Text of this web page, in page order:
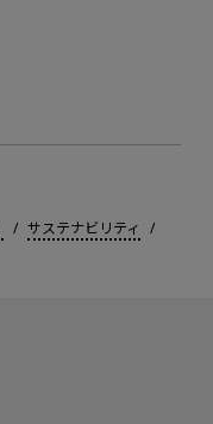
サステナビリティ